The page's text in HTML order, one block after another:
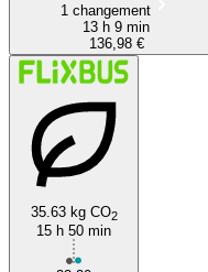
1 changement
13 h 9 min
136,98 €
35.63 kg CO2
15 h 50 min